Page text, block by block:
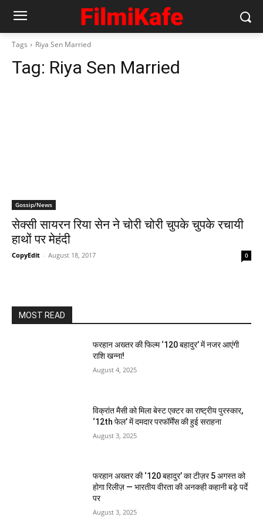
Tags Riya Sen Married
Tag: Riya Sen Married
Gossip/News
सेक्‍सी सायरन रिया सेन ने चोरी चोरी चुपके चुपके रचायी
हाथों पर मेहंदी
CopyEdit - August 18, 2017 0
MOST READ
फरहान अख्तर की फिल्म ‘120 बहादुर’ में नजर आएंगी
राशि खन्ना!
August 4, 2025
विक्रांत मैसी को मिला बेस्ट एक्टर का राष्ट्रीय पुरस्कार,
‘12th फेल’ में दमदार परफॉर्मेंस की हुई सराहना
August 3, 2025
फरहान अख्तर की ‘120 बहादुर’ का टीज़र 5 अगस्त को
होगा रिलीज़ — भारतीय वीरता की अनकही कहानी बड़े पर्दे
पर
August 3, 2025